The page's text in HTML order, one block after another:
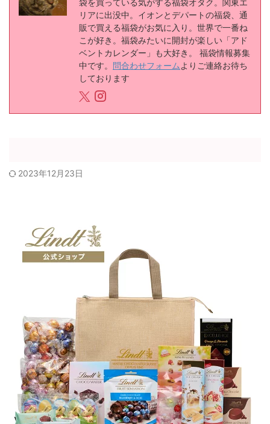
袋を買っている気がする福袋オタク。関東エ
リアに出没中。イオンとデパートの福袋、通
販で買える福袋がお気に入り。世界で一番ね
こが好き。福袋みたいに開封が楽しい「アド
ベントカレンダー」も大好き。 福袋情報募集
中です。 問合わせフォーム よりご連絡お待ち
しております
2023年12月23日